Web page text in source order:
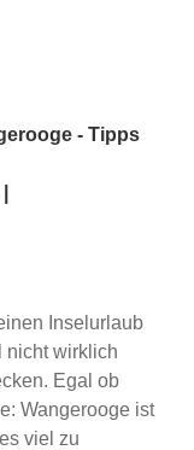
- Tipps
Inselurlaub
nicht wirklich
Egal ob
Wangerooge ist
viel zu